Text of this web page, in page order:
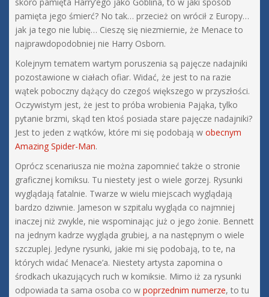
skoro pamięta Harry’ego jako Goblina, to w jaki sposób
pamięta jego śmierć? No tak… przecież on wrócił z Europy…
jak ja tego nie lubię… Cieszę się niezmiernie, że Menace to
najprawdopodobniej nie Harry Osborn.
Kolejnym tematem wartym poruszenia są pajęcze nadajniki
pozostawione w ciałach ofiar. Widać, że jest to na razie
wątek poboczny dążący do czegoś większego w przyszłości.
Oczywistym jest, że jest to próba wrobienia Pająka, tylko
pytanie brzmi, skąd ten ktoś posiada stare pajęcze nadajniki?
Jest to jeden z wątków, które mi się podobają w obecnym
Amazing Spider-Man.
Oprócz scenariusza nie można zapomnieć także o stronie
graficznej komiksu. Tu niestety jest o wiele gorzej. Rysunki
wyglądają fatalnie. Twarze w wielu miejscach wyglądają
bardzo dziwnie. Jameson w szpitalu wygląda co najmniej
inaczej niż zwykle, nie wspominając już o jego żonie. Bennett
na jednym kadrze wygląda grubiej, a na następnym o wiele
szczuplej. Jedyne rysunki, jakie mi się podobają, to te, na
których widać Menace’a. Niestety artysta zapomina o
środkach ukazujących ruch w komiksie. Mimo iż za rysunki
odpowiada ta sama osoba co w poprzednim numerze, to tu